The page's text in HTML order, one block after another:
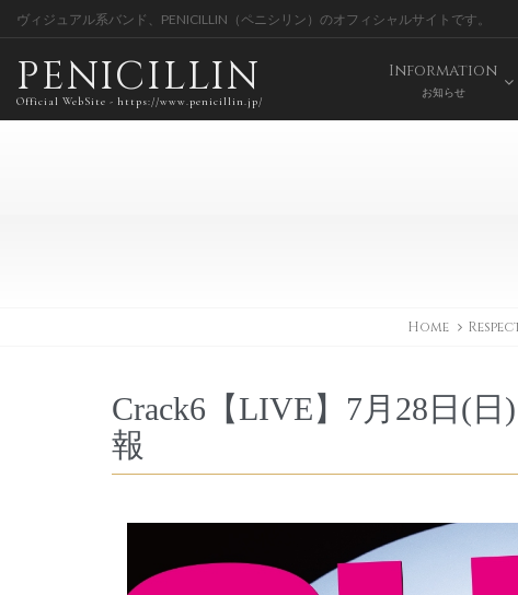
ヴィジュアル系バンド、PENICILLIN（ペニシリン）のオフィシャルサイトです。
PENICILLIN
Official WebSite - https://www.penicillin.jp/
Information
お知らせ
Home
Crack6【LIVE】7月28日(
報